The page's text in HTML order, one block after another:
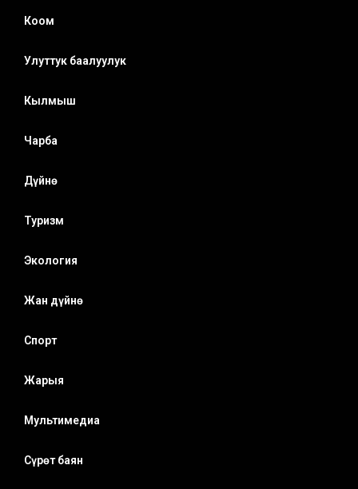
Коом
Улуттук баалуулук
Кылмыш
Чарба
Дүйнө
Туризм
Экология
Жан дүйнө
Спорт
Жарыя
Мультимедиа
Сүрөт баян